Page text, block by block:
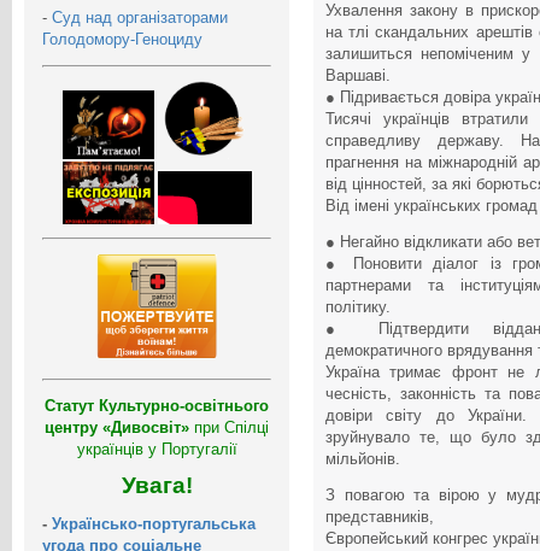
- Суд над організаторами
Голодомору-Геноциду
Статут Культурно-освітнього
центру «Дивосвіт» при Спілці
українців у Португалії
Увага!
- Українсько-португальська
угода про соціальне
Ухвалення закону в
на тлі скандальних
залишиться непоміченим у
Варшаві.
● Підривається довіра
Тисячі українців
справедливу державу.
прагнення на міжнародній
від цінностей, за які
Від імені українських
● Негайно відкликати або
● Поновити діалог із
партнерами та
політику.
● Підтвердити
демократичного врядування
Україна тримає фронт
чесність, законність та
довіри світу до
зруйнувало те, що було
мільйонів.
З повагою та вірою у
представників,
Європейський конгрес